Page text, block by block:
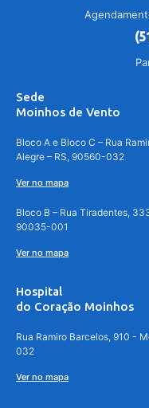
Sede
Moinhos de Vento
Bloco A e Bloco C – Rua
Alegre – RS, 90560-032
Ver no mapa
Bloco B – Rua Tiradentes,
90035-001
Ver no mapa
Hospital
do Coração Moinhos
Rua Ramiro Barcelos, 910 -
032
Ver no mapa